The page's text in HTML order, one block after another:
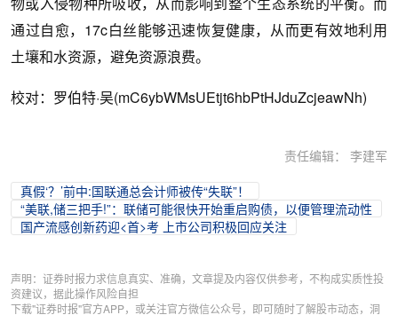
通过自愈，17c白丝能够迅速恢复健康，从而更有效地利用
土壤和水资源，避免资源浪费。
校对：罗伯特·吴(mC6ybWMsUEtjt6hbPtHJduZcjeawNh)
责任编辑： 李建军
真假‘？’前中:国联通总会计师被传“失联”！
“美联,储三把手!”：联储可能很快开始重启购债，以便管理流动性
国产流感创新药迎<首>考 上市公司积极回应关注
声明：证券时报力求信息真实、准确，文章提及内容仅供参考，不构成实质性投
资建议，据此操作风险自担
下载"证券时报"官方APP，或关注官方微信公众号，即可随时了解股市动态，洞